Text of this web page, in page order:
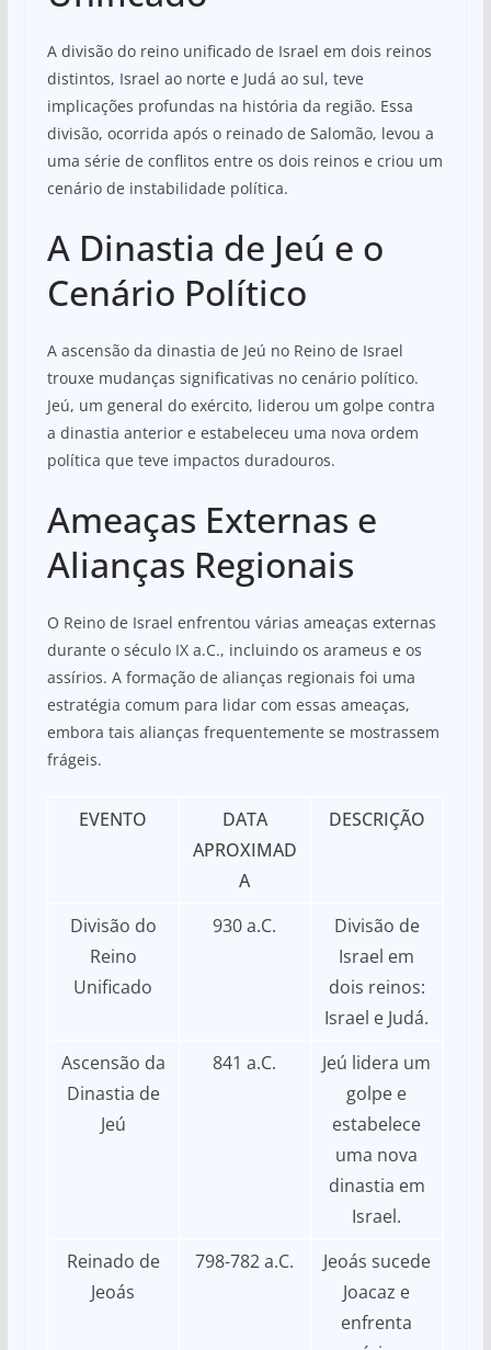
A divisão do reino unificado de Israel em dois reinos
distintos, Israel ao norte e Judá ao sul, teve
implicações profundas na história da região. Essa
divisão, ocorrida após o reinado de Salomão, levou a
uma série de conflitos entre os dois reinos e criou um
cenário de instabilidade política.
A Dinastia de Jeú e o
Cenário Político
A ascensão da dinastia de Jeú no Reino de Israel
trouxe mudanças significativas no cenário político.
Jeú, um general do exército, liderou um golpe contra
a dinastia anterior e estabeleceu uma nova ordem
política que teve impactos duradouros.
Ameaças Externas e
Alianças Regionais
O Reino de Israel enfrentou várias ameaças externas
durante o século IX a.C., incluindo os arameus e os
assírios. A formação de alianças regionais foi uma
estratégia comum para lidar com essas ameaças,
embora tais alianças frequentemente se mostrassem
frágeis.
EVENTO
DATA
APROXIMAD
A
DESCRIÇÃO
Divisão do
Reino
Unificado
930 a.C.
Divisão de
Israel em
dois reinos:
Israel e Judá.
Ascensão da
Dinastia de
Jeú
841 a.C.
Jeú lidera um
golpe e
estabelece
uma nova
dinastia em
Israel.
Reinado de
Jeoás
798-782 a.C.
Jeoás sucede
Joacaz e
enfrenta